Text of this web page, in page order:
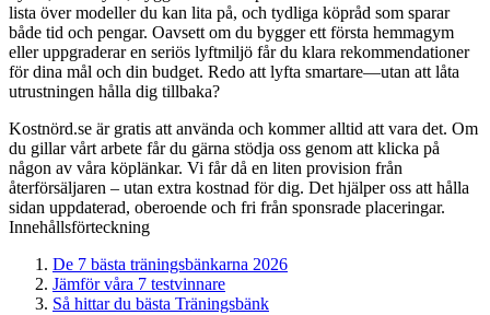
lista över modeller du kan lita på, och tydliga köpråd som sparar
både tid och pengar. Oavsett om du bygger ett första hemmagym
eller uppgraderar en seriös lyftmiljö får du klara rekommendationer
för dina mål och din budget. Redo att lyfta smartare—utan att låta
utrustningen hålla dig tillbaka?
Kostnörd.se är gratis att använda och kommer alltid att vara det. Om
du gillar vårt arbete får du gärna stödja oss genom att klicka på
någon av våra köplänkar. Vi får då en liten provision från
återförsäljaren – utan extra kostnad för dig. Det hjälper oss att hålla
sidan uppdaterad, oberoende och fri från sponsrade placeringar.
Innehållsförteckning
De 7 bästa träningsbänkarna 2026
Jämför våra 7 testvinnare
Så hittar du bästa Träningsbänk